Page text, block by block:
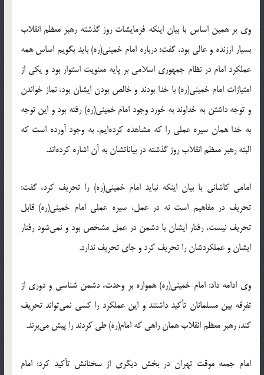
وی بر همین اساس با بیان اینکه فرمایشات روز گذشته رهبر معظم انقلاب
بسیار ارزنده و عالی بود، گفت: درباره امام خمینی(ره) باید بگویم اساس همه
عملکرد امام در نظام جمهوری اسلامی بر پایه معنویت استوار بود و یکی از
امتیازات امام خمینی(ره) با خدا بودند و خالص بودن ایشان بود، نماز خواندن
و توجه داشتن به خداوند به خورد وجود امام خمینی(ره) رفته بود و این توجه
به خدا همان سیره عملی را که مشاهده کرده‌ایم، به وجود آورده است که
البته رهبر معظم انقلاب روز گذشته در بیاناتشان به آن اشاره کرده‌اند.
امامی کاشانی با بیان اینکه نباید امام خمینی(ره) را تحریف کرد، گفت:
تحریف در مفاهیم است نه در عمل، سیره عملی امام خمینی(ره) قابل
تحریف نیست، رفتار ایشان با دشمن در عمل مشخص بود و نمی‌شود رفتار
ایشان و عملکردشان را تحریف کرد و جای تحریف ندارد.
وی ادامه داد: امام خمینی(ره) همواره بر وحدت، دشمن شناسی و دوری از
تفرقه بین مسلمانان تأکید داشتند و این عملکرد را کسی نمی‌تواند تحریف
کند،‌ رهبر معظم انقلاب همان راهی که امام(ره) طی کردند را پیش می‌برند.
امام جمعه موقت تهران در بخش دیگری از سخنانش تأکید کرد: امام